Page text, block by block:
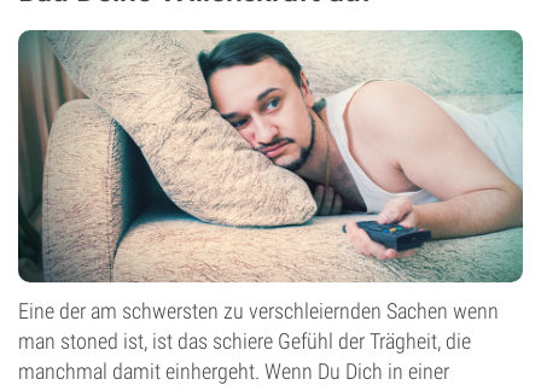
Eine der am schwersten zu verschleiernden Sachen wenn
man stoned ist, ist das schiere Gefühl der Trägheit, die
manchmal damit einhergeht. Wenn Du Dich in einer